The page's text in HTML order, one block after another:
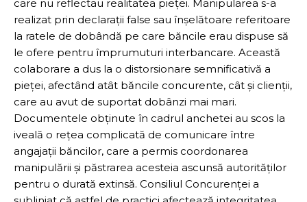
care nu reflectau realitatea pieței. Manipularea s-a
realizat prin declarații false sau înșelătoare referitoare
la ratele de dobândă pe care băncile erau dispuse să
le ofere pentru împrumuturi interbancare. Această
colaborare a dus la o distorsionare semnificativă a
pieței, afectând atât băncile concurente, cât și clienții,
care au avut de suportat dobânzi mai mari.
Documentele obținute în cadrul anchetei au scos la
iveală o rețea complicată de comunicare între
angajații băncilor, care a permis coordonarea
manipulării și păstrarea acesteia ascunsă autorităților
pentru o durată extinsă. Consiliul Concurenței a